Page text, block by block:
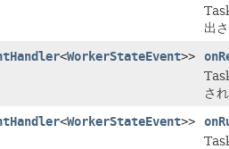
出
<WorkerStateEvent>>
さ
<WorkerStateEvent>>